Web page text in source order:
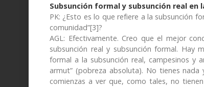
Subsunción formal y subsunción real
PK: ¿Esto es lo que refiere a la subsunción
comunidad”[3]?
AGL: Efectivamente. Creo que el mejor
subsunción real y subsunción formal. Hay
formal a la subsunción real, campesinos y
armut” (pobreza absoluta). No tienes
comienzas a ver que, como tales, no